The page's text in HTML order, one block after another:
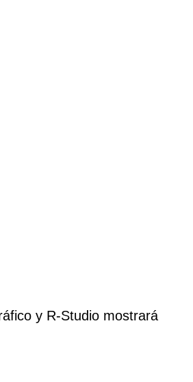
y R-Studio mostrará